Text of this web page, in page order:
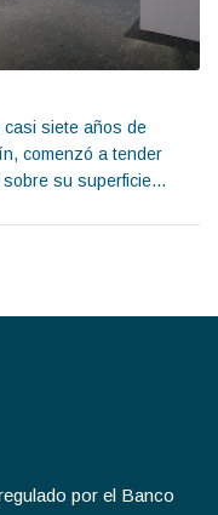
siete años de
comenzó a tender
su superficie...
por el Banco